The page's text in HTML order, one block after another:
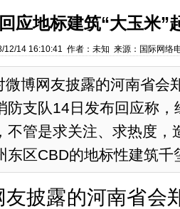
应地标建筑“大玉米”
12/14 16:10:41 作者：未知 来源：国际网络
博网友披露的河南省会
防支队14日发布回应称
不管是求关注、求热度，
CBD的地标性建筑千
披露的河南省会